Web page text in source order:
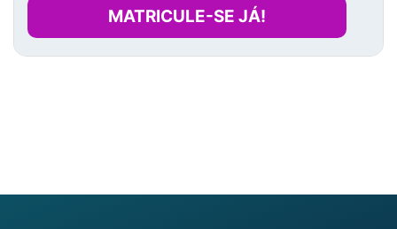
MATRICULE-SE JÁ!